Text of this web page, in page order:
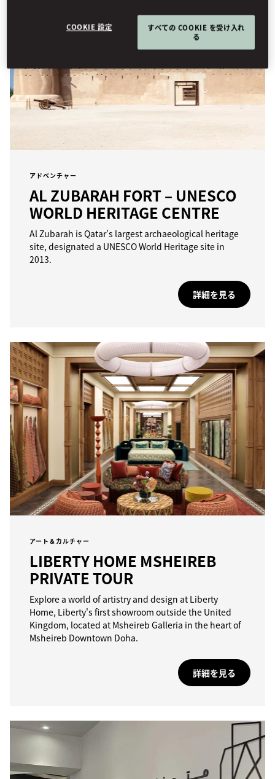
アドベンチャー
AL ZUBARAH FORT – UNESCO
WORLD HERITAGE CENTRE
Al Zubarah is Qatar’s largest archaeological heritage
site, designated a UNESCO World Heritage site in
2013.
詳細を見る
アート＆カルチャー
LIBERTY HOME MSHEIREB
PRIVATE TOUR
Explore a world of artistry and design at Liberty
Home, Liberty's first showroom outside the United
Kingdom, located at Msheireb Galleria in the heart of
Msheireb Downtown Doha.
詳細を見る
COOKIE 設定
すべての COOKIE を受け入れ
る